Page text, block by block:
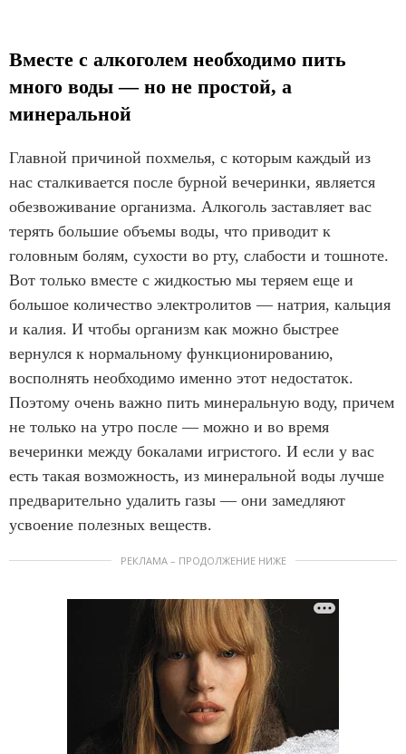
Вместе с алкоголем необходимо пить
много воды — но не простой, а
минеральной
Главной причиной похмелья, с которым каждый из
нас сталкивается после бурной вечеринки, является
обезвоживание организма. Алкоголь заставляет вас
терять большие объемы воды, что приводит к
головным болям, сухости во рту, слабости и тошноте.
Вот только вместе с жидкостью мы теряем еще и
большое количество электролитов — натрия, кальция
и калия. И чтобы организм как можно быстрее
вернулся к нормальному функционированию,
восполнять необходимо именно этот недостаток.
Поэтому очень важно пить минеральную воду, причем
не только на утро после — можно и во время
вечеринки между бокалами игристого. И если у вас
есть такая возможность, из минеральной воды лучше
предварительно удалить газы — они замедляют
усвоение полезных веществ.
РЕКЛАМА – ПРОДОЛЖЕНИЕ НИЖЕ